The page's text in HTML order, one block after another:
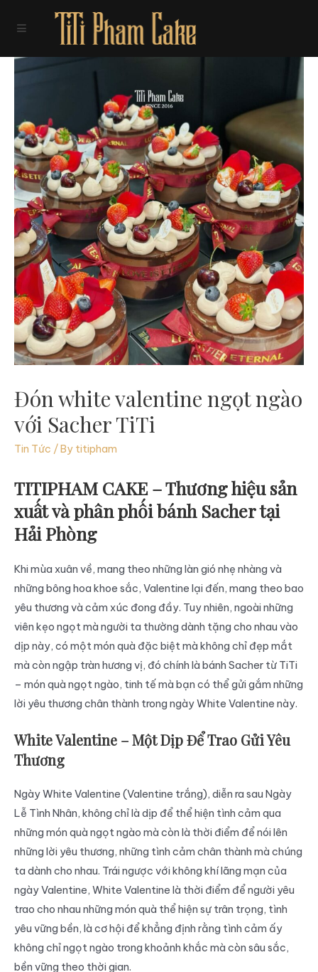
Đón white valentine ngọt ngào
với Sacher TiTi
Tin Tức / By titipham
TITIPHAM CAKE – Thương hiệu sản
xuất và phân phối bánh Sacher tại
Hải Phòng
Khi mùa xuân về, mang theo những làn gió nhẹ nhàng và
những bông hoa khoe sắc, Valentine lại đến, mang theo bao
yêu thương và cảm xúc đong đầy. Tuy nhiên, ngoài những
viên kẹo ngọt mà người ta thường dành tặng cho nhau vào
dịp này, có một món quà đặc biệt mà không chỉ đẹp mắt
mà còn ngập tràn hương vị, đó chính là bánh Sacher từ TiTi
– món quà ngọt ngào, tinh tế mà bạn có thể gửi gắm những
lời yêu thương chân thành trong ngày White Valentine này.
White Valentine – Một Dịp Để Trao Gửi Yêu
Thương
Ngày White Valentine (Valentine trắng), diễn ra sau Ngày
Lễ Tình Nhân, không chỉ là dịp để thể hiện tình cảm qua
những món quà ngọt ngào mà còn là thời điểm để nói lên
những lời yêu thương, những tình cảm chân thành mà chúng
ta dành cho nhau. Trái ngược với không khí lãng mạn của
ngày Valentine, White Valentine là thời điểm để người yêu
trao cho nhau những món quà thể hiện sự trân trọng, tình
yêu vững bền, là cơ hội để khẳng định rằng tình cảm ấy
không chỉ ngọt ngào trong khoảnh khắc mà còn sâu sắc,
bền vững theo thời gian.